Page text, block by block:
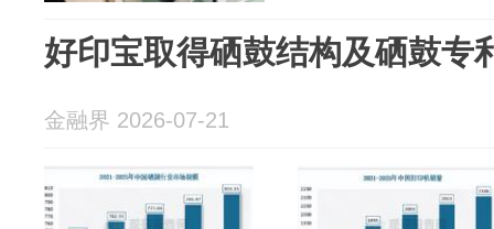
好印宝取得硒鼓结构及硒鼓专
金融界 2026-07-21